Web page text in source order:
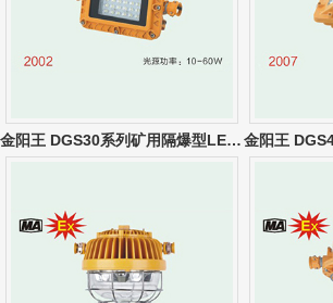
金阳王 DGS30系列矿用隔爆型LED巷道灯